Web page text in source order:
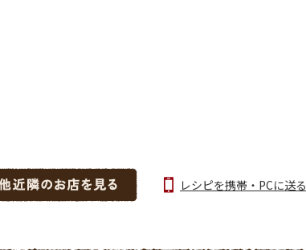
レシピを携帯・PCに送る